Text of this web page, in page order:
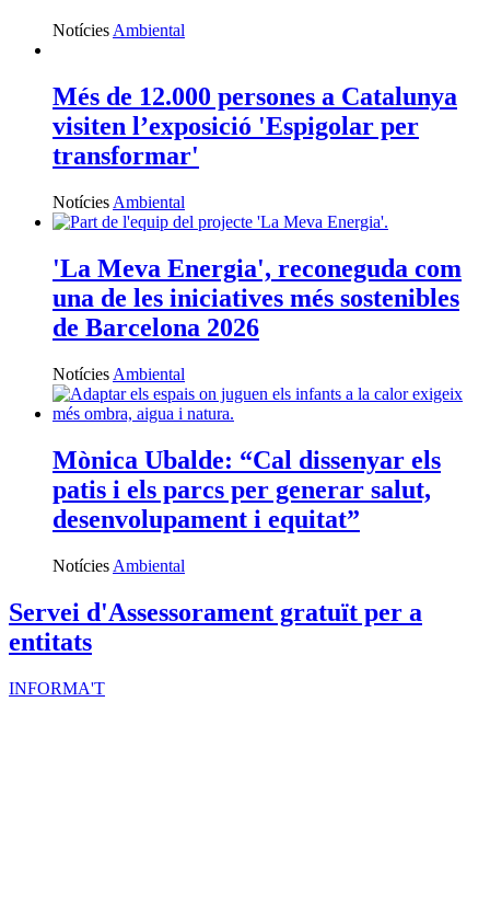
Notícies Ambiental
Més de 12.000 persones a Catalunya
visiten l’exposició 'Espigolar per
transformar'
Notícies Ambiental
'La Meva Energia', reconeguda com
una de les iniciatives més sostenibles
de Barcelona 2026
Notícies Ambiental
Mònica Ubalde: “Cal dissenyar els
patis i els parcs per generar salut,
desenvolupament i equitat”
Notícies Ambiental
Servei d'Assessorament gratuït per a
entitats
INFORMA'T